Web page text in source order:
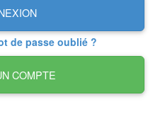
de passe oublié ?
COMPTE